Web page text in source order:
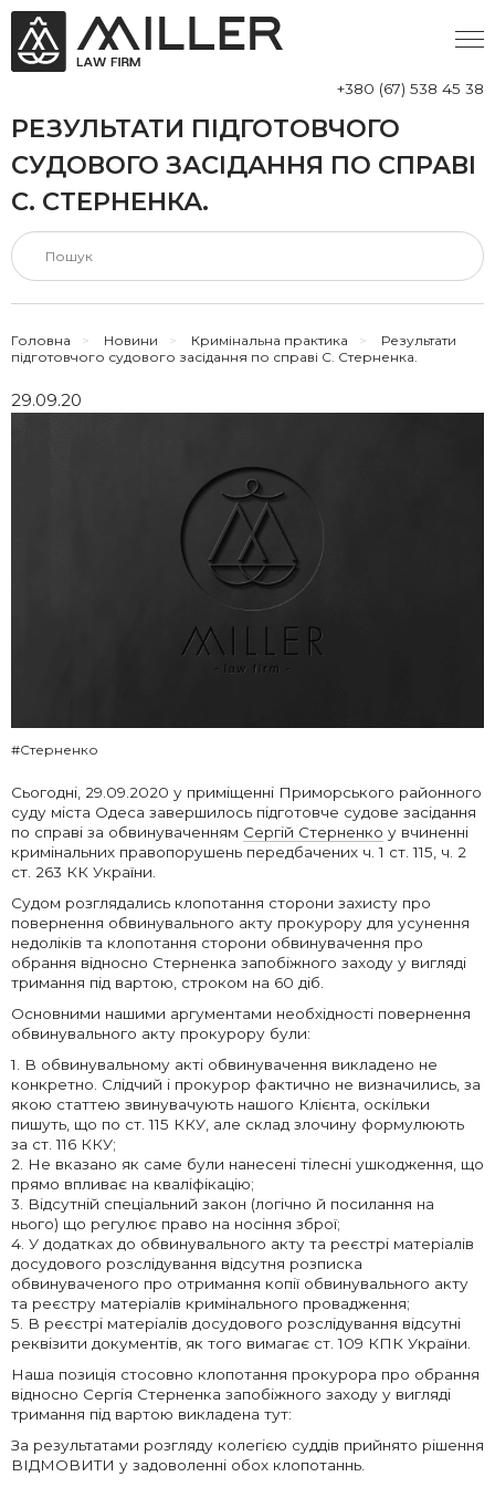
+380 (67) 538 45 38
РЕЗУЛЬТАТИ ПІДГОТОВЧОГО
СУДОВОГО ЗАСІДАННЯ ПО СПРАВІ
С. СТЕРНЕНКА.
Головна > Новини > Кримінальна практика >
Результати
підготовчого судового засідання по справі С. Стерненка.
29.09.20
#Стерненко
Сьогодні, 29.09.2020 у приміщенні Приморського районного
суду міста Одеса завершилось підготовче судове засідання
по справі за обвинуваченням Сергій Стерненко у вчиненні
кримінальних правопорушень передбачених ч. 1 ст. 115, ч. 2
ст. 263 КК України.
Судом розглядались клопотання сторони захисту про
повернення обвинувального акту прокурору для усунення
недоліків та клопотання сторони обвинувачення про
обрання відносно Стерненка запобіжного заходу у вигляді
тримання під вартою, строком на 60 діб.
Основними нашими аргументами необхідності повернення
обвинувального акту прокурору були:
1. В обвинувальному акті обвинувачення викладено не
конкретно. Слідчий і прокурор фактично не визначились, за
якою статтею звинувачують нашого Клієнта, оскільки
пишуть, що по ст. 115 ККУ, але склад злочину формулюють
за ст. 116 ККУ;
2. Не вказано як саме були нанесені тілесні ушкодження, що
прямо впливає на кваліфікацію;
3. Відсутній спеціальний закон (логічно й посилання на
нього) що регулює право на носіння зброї;
4. У додатках до обвинувального акту та реєстрі матеріалів
досудового розслідування відсутня розписка
обвинуваченого про отримання копії обвинувального акту
та реєстру матеріалів кримінального провадження;
5. В реєстрі матеріалів досудового розслідування відсутні
реквізити документів, як того вимагає ст. 109 КПК України.
Наша позиція стосовно клопотання прокурора про обрання
відносно Сергія Стерненка запобіжного заходу у вигляді
тримання під вартою викладена тут:
За результатами розгляду колегією суддів прийнято рішення
ВІДМОВИТИ у задоволенні обох клопотаннь.